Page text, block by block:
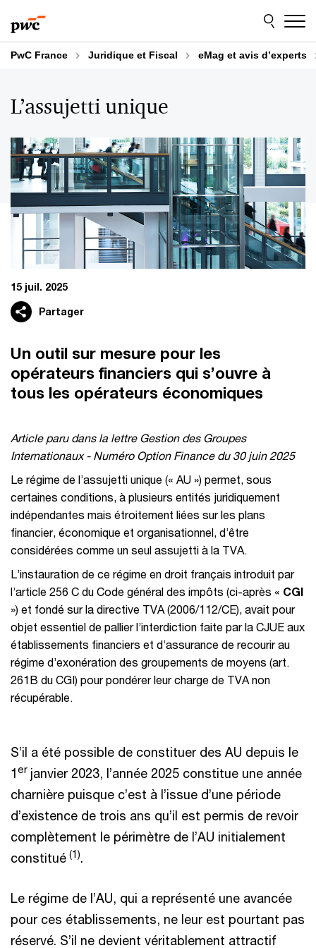
au
contenu
au
pied
dePwC France Juridique et Fiscal eMag et avis d’experts
L’assujetti unique
15 juil. 2025
Partager
Un outil sur mesure pour les
opérateurs financiers qui s’ouvre à
tous les opérateurs économiques
Article paru dans la lettre Gestion des Groupes
Internationaux - Numéro Option Finance du 30 juin 2025
Le régime de l’assujetti unique (« AU ») permet, sous
certaines conditions, à plusieurs entités juridiquement
indépendantes mais étroitement liées sur les plans
financier, économique et organisationnel, d’être
considérées comme un seul assujetti à la TVA.
L’instauration de ce régime en droit français introduit par
l’article 256 C du Code général des impôts (ci-après « CGI
») et fondé sur la directive TVA (2006/112/CE), avait pour
objet essentiel de pallier l’interdiction faite par la CJUE aux
établissements financiers et d’assurance de recourir au
régime d’exonération des groupements de moyens (art.
261B du CGI) pour pondérer leur charge de TVA non
récupérable.
S’il a été possible de constituer des AU depuis le
1er janvier 2023, l’année 2025 constitue une année
charnière puisque c’est à l’issue d’une période
d’existence de trois ans qu’il est permis de revoir
complètement le périmètre de l’AU initialement
constitué (1).
Le régime de l’AU, qui a représenté une avancée
pour ces établissements, ne leur est pourtant pas
réservé. S’il ne devient véritablement attractif